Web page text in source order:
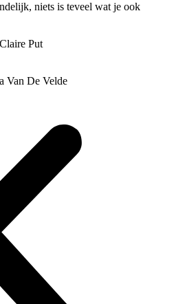
niets is teveel wat je ook